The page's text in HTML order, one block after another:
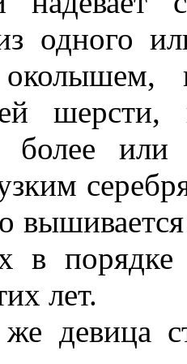
одного
более
узким
в порядке
лет.
девица